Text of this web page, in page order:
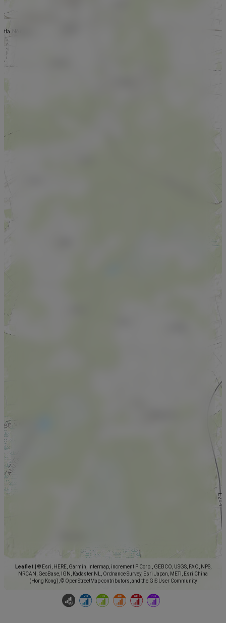
Leaflet
© Esri, HERE, Garmin, Intermap, increment P Corp., GEBCO, USGS, FAO, NPS,
NRCAN, GeoBase, IGN, Kadaster NL, Ordnance Survey, Esri Japan, METI, Esri China
(Hong Kong), © OpenStreetMap contributors, and the GIS User Community